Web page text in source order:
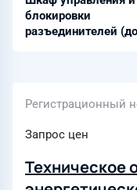
блокировки
разъединителей
Регистрационный
Запрос цен
Техническое